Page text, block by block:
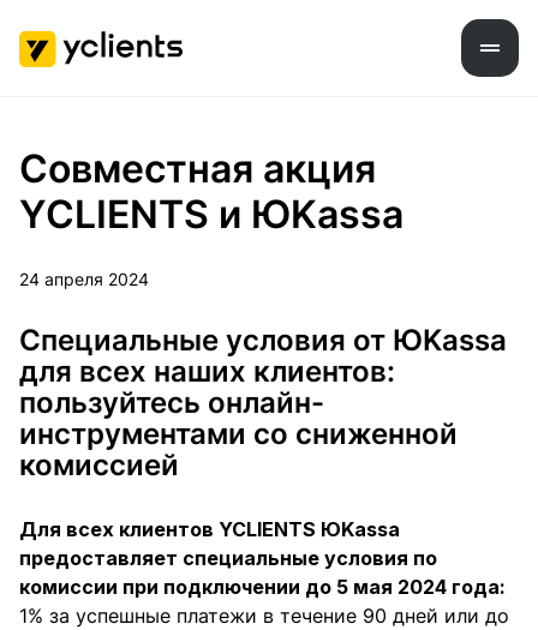
Совместная акция
YCLIENTS и ЮKassa
24 апреля 2024
Специальные условия от ЮKassa
для всех наших клиентов:
пользуйтесь онлайн-
инструментами со сниженной
комиссией
Для всех клиентов YCLIENTS ЮKassa
предоставляет специальные условия по
комиссии при подключении до 5 мая 2024 года:
1% за успешные платежи в течение 90 дней или до